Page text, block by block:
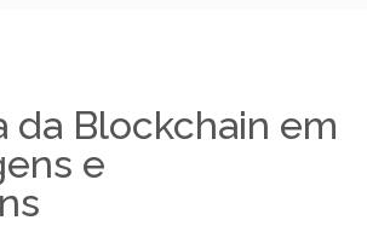
da Blockchain em
e